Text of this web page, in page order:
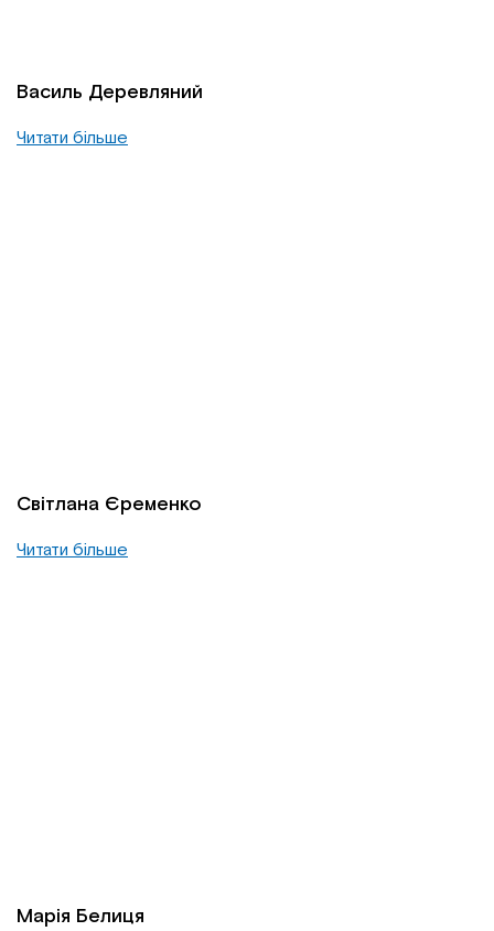
Василь Деревляний
Читати більше
Світлана Єременко
Читати більше
Марія Белиця